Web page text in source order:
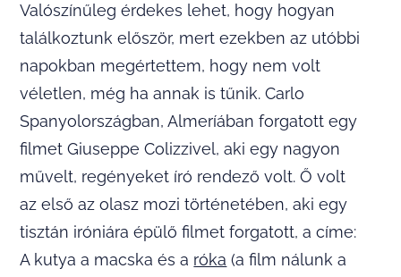
Valószínűleg érdekes lehet, hogy hogyan
találkoztunk először, mert ezekben az utóbbi
napokban megértettem, hogy nem volt
véletlen, még ha annak is tűnik. Carlo
Spanyolországban, Almeríában forgatott egy
filmet Giuseppe Colizzivel, aki egy nagyon
művelt, regényeket író rendező volt. Ő volt
az első az olasz mozi történetében, aki egy
tisztán iróniára épülő filmet forgatott, a címe:
A kutya a macska és a róka (a film nálunk a